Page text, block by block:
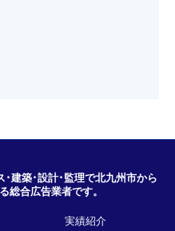
･建築･設計･監理で北九州市から
総合広告業者です。
実績紹介